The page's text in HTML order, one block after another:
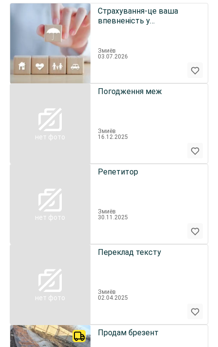
Страхування-це ваша
впевненість у
Змиёв
03.07.2026
нет фото
Погодження меж
Змиёв
16.12.2025
нет фото
Репетитор
Змиёв
30.11.2025
нет фото
Переклад тексту
Змиёв
02.04.2025
Продам брезент